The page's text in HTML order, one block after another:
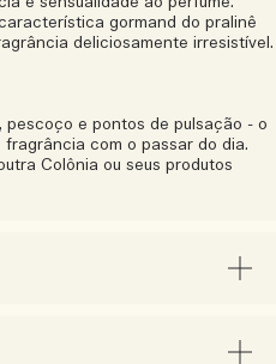
gormand do pralinê
deliciosamente irresistível.
pescoço e pontos de pulsação - o
com o passar do dia.
Colônia ou seus produtos